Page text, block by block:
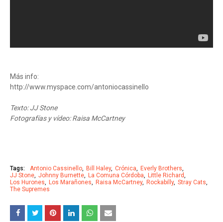
Más info:
http://www.myspace.com/antoniocassinello
Texto: JJ Stone
Fotografías y vídeo: Raisa McCartney
Tags: Antonio Cassinello Bill Haley Crónica
Everly Brothers
JJ Stone Johnny Burnette La Comuna Córdoba
Little Richard
Los Hurones
Los Marañones Raisa McCartney Rockabilly Stray Cats
The Supremes